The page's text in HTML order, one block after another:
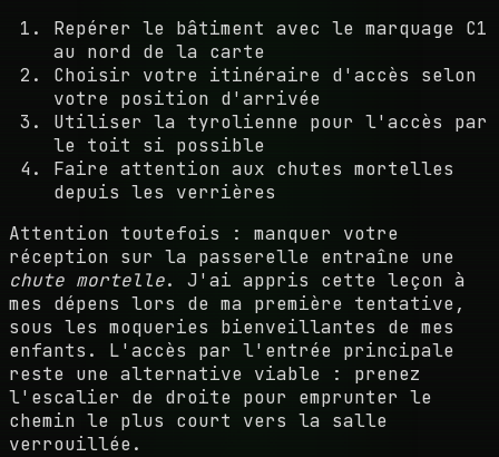
Repérer le bâtiment avec le marquage C1
au nord de la carte
Choisir votre itinéraire d'accès selon
votre position d'arrivée
Utiliser la tyrolienne pour l'accès par
le toit si possible
Faire attention aux chutes mortelles
depuis les verrières
Attention toutefois : manquer votre
réception sur la passerelle entraîne une
chute mortelle. J'ai appris cette leçon à
mes dépens lors de ma première tentative,
sous les moqueries bienveillantes de mes
enfants. L'accès par l'entrée principale
reste une alternative viable : prenez
l'escalier de droite pour emprunter le
chemin le plus court vers la salle
verrouillée.